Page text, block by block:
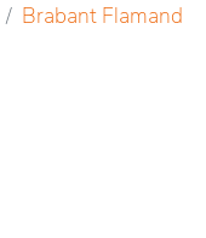
Brabant Flamand